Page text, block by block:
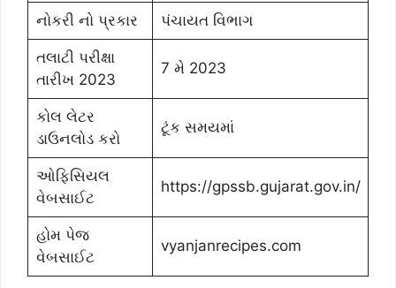
નોકરી નો પ્રકાર પંચાયત વિભાગ
તલાટી પરીક્ષા
તારીખ 2023
7 મે 2023
કોલ લેટર
ડાઉનલોડ કરો
ટૂંક સમયમાં
ઓફિસિયલ
વેબસાઈટ
https://gpssb.gujarat.gov.in/
હોમ પેજ
વેબસાઈટ
vyanjanrecipes.com